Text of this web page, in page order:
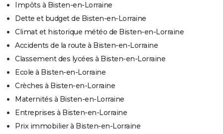
Impôts à Bisten-en-Lorraine
Dette et budget de Bisten-en-Lorraine
Climat et historique météo de Bisten-en-Lorraine
Accidents de la route à Bisten-en-Lorraine
Classement des lycées à Bisten-en-Lorraine
Ecole à Bisten-en-Lorraine
Crèches à Bisten-en-Lorraine
Maternités à Bisten-en-Lorraine
Entreprises à Bisten-en-Lorraine
Prix immobilier à Bisten-en-Lorraine